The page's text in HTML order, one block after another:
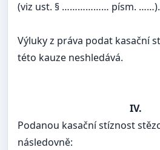
(viz ust. § ……………… písm. ……).
Výluky z práva podat kasační
této kauze neshledává.
IV.
Podanou kasační stíznost
následovně: